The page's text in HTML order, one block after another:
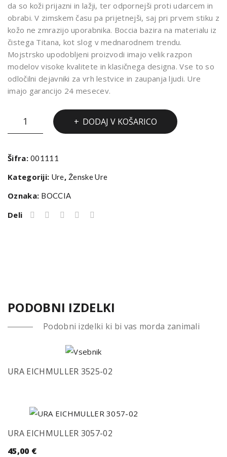
da so koži prijazni in lažji, ter odpornejši proti udarcem in
obrabi. V zimskem času pa prijetnejši, saj pri prvem stiku z
kožo ne zmrazijo uporabnika. Boccia bazira na materialu iz
čistega Titana, kot slog v mednarodnem trendu.
Mojstrsko upodobljeni proizvodi imajo velik razpon
modelov visoke kvalitete in klasičnega designa. Vse to so
odločilni dejavniki za vrh lestvice in zaupanja ljudi. Ure
imajo garancijo 24 mesecev.
03
količina
DODAJ V KOŠARICO
Šifra:001111
Kategoriji: Ure,Ženske Ure
Oznaka: BOCCIA
Deli
PODOBNI IZDELKI
Podobni izdelki ki bi vas morda zanimali
URA EICHMULLER 3525-02
URA EICHMULLER 3057-02
45,00 €